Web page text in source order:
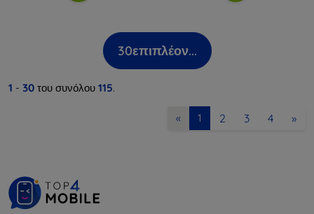
30επιπλέον...
1 - 30 του συνόλου 115.
« 1 2 3 4 »